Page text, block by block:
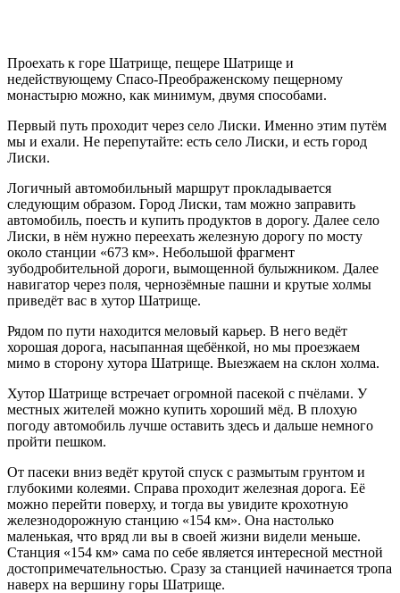
Проехать к горе Шатрище, пещере Шатрище и
недействующему Спасо-Преображенскому пещерному
монастырю можно, как минимум, двумя способами.
Первый путь проходит через село Лиски. Именно этим путём
мы и ехали. Не перепутайте: есть село Лиски, и есть город
Лиски.
Логичный автомобильный маршрут прокладывается
следующим образом. Город Лиски, там можно заправить
автомобиль, поесть и купить продуктов в дорогу. Далее село
Лиски, в нём нужно переехать железную дорогу по мосту
около станции «673 км». Небольшой фрагмент
зубодробительной дороги, вымощенной булыжником. Далее
навигатор через поля, чернозёмные пашни и крутые холмы
приведёт вас в хутор Шатрище.
Рядом по пути находится меловый карьер. В него ведёт
хорошая дорога, насыпанная щебёнкой, но мы проезжаем
мимо в сторону хутора Шатрище. Выезжаем на склон холма.
Хутор Шатрище встречает огромной пасекой с пчёлами. У
местных жителей можно купить хороший мёд. В плохую
погоду автомобиль лучше оставить здесь и дальше немного
пройти пешком.
От пасеки вниз ведёт крутой спуск с размытым грунтом и
глубокими колеями. Справа проходит железная дорога. Её
можно перейти поверху, и тогда вы увидите крохотную
железнодорожную станцию «154 км». Она настолько
маленькая, что вряд ли вы в своей жизни видели меньше.
Станция «154 км» сама по себе является интересной местной
достопримечательностью. Сразу за станцией начинается тропа
наверх на вершину горы Шатрище.